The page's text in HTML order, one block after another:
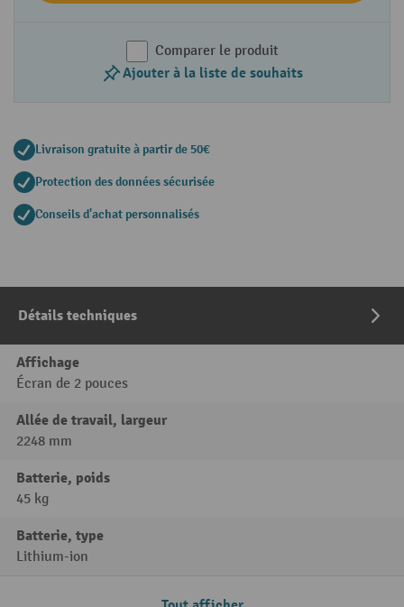
Comparer le produit
Ajouter à la liste de souhaits
Livraison gratuite à partir de 50€
Protection des données sécurisée
Conseils d'achat personnalisés
Détails techniques
Affichage
Écran de 2 pouces
Allée de travail, largeur
2248 mm
Batterie, poids
45 kg
Batterie, type
Lithium-ion